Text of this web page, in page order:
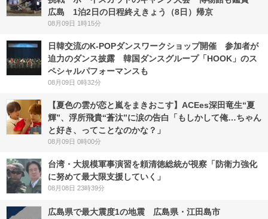
広島 1泊2日の日程終えきょう（8日）帰京
08月09日 1時15分
日韓交流のK-POPダンスワークショップ開催 参加者が
迫力のダンス披露 韓国ダンスグループ「HOOK」のス
ペシャルパフォーマンスも
08月09日 0時32分
【夏色の雲が恋と嵐をまきおこす】ACEes深田竜生“夏
輝”、浮所飛貴“蒼汰”に涙の告白「もしかして俺…ちゃん
と好き、ってことなのかな？」
08月09日 0時00分
台湾・大規模軍事演習を頼清徳総統が視察「防衛力強化
に努めて最大限支援していく」
08月08日 23時39分
広島県で最大震度1の地震 広島県・江田島市